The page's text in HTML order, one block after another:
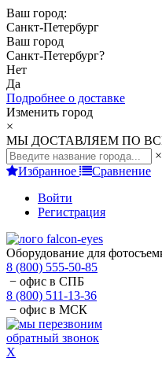
Ваш город:
Санкт-Петербург
Ваш город
Санкт-Петербург?
Нет
Да
Подробнее о доставке
Изменить город
×
МЫ ДОСТАВЛЯЕМ ПО
×
Избранное
Сравнение
Войти
Регистрация
Оборудование для
8 (800) 555-50-85
− офис в СПБ
8 (800) 511-13-36
− офис в МСК
обратный звонок
X